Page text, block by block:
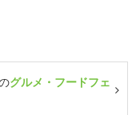
グルメ・フードフェ